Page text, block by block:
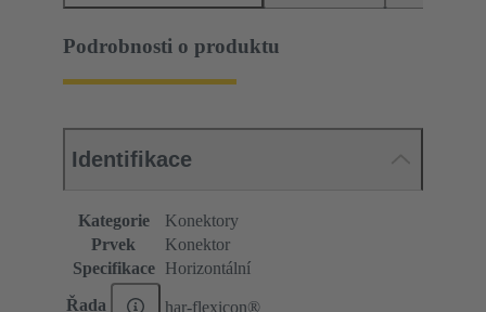
Podrobnosti o produktu
Identifikace
Kategorie
Konektory
Prvek
Konektor
Specifikace
Horizontální
Řada har-flexicon®